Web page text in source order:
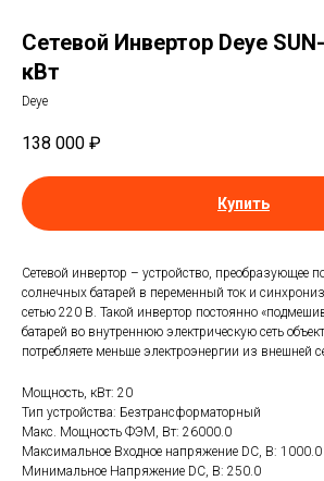
Сетевой Инвертор Deye
кВт
Deye
138 000 ₽
Купить
Сетевой инвертор – устройство, преобразующее
солнечных батарей в переменный ток и
сетью 220 В. Такой инвертор постоянно
батарей во внутреннюю электрическую сеть
потребляете меньше электроэнергии из внешней
Мощность, кВт: 20
Тип устройства: Безтрансформаторный
Макс. Мощность ФЭМ, Вт: 26000.0
Максимальное Входное напряжение DC, В: 1000.0
Минимальное Напряжение DC, В: 250.0